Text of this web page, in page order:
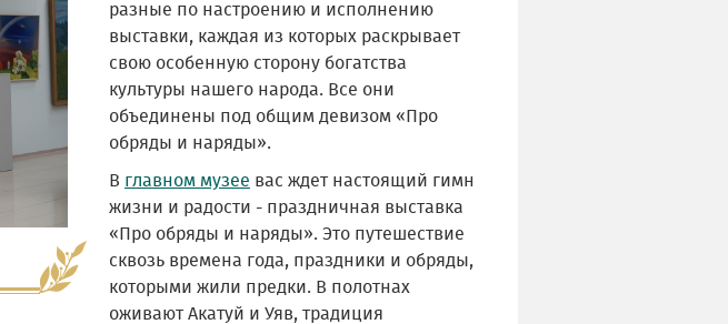
разные по настроению и исполнению
выставки, каждая из которых раскрывает
свою особенную сторону богатства
культуры нашего народа. Все они
объединены под общим девизом «Про
обряды и наряды».
В главном музее вас ждет настоящий гимн
жизни и радости - праздничная выставка
«Про обряды и наряды». Это путешествие
сквозь времена года, праздники и обряды,
которыми жили предки. В полотнах
оживают Акатуй и Уяв, традиция